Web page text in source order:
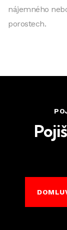
nájemného
porostech.